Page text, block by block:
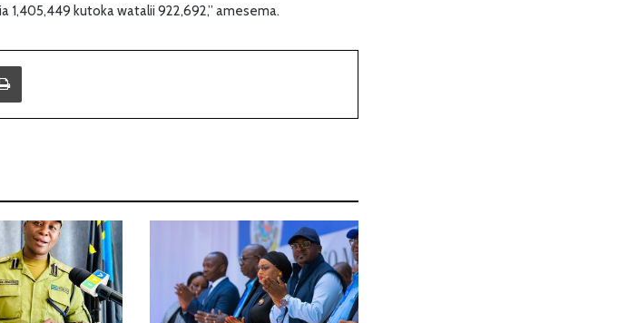
1,405,449 kutoka watalii 922,692,” amesema.